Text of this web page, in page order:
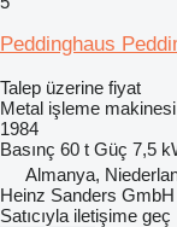
Peddinghaus
Talep üzerine fiyat
Metal işleme
1984
Basınç 60 t Güç 7,5
Almanya,
Heinz Sanders GmbH
Satıcıyla iletişime geç